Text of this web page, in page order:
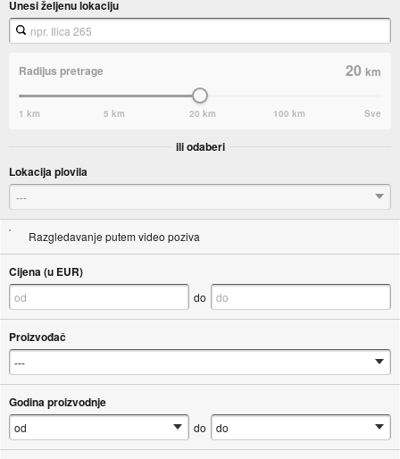
Unesi željenu lokaciju
Radijus pretrage 20km
1 km 5 km 20 km 100 km Sve
ili odaberi
Lokacija plovila
---
Razgledavanje putem video poziva
Cijena (u EUR)
do
Proizvođač
Godina proizvodnje
do